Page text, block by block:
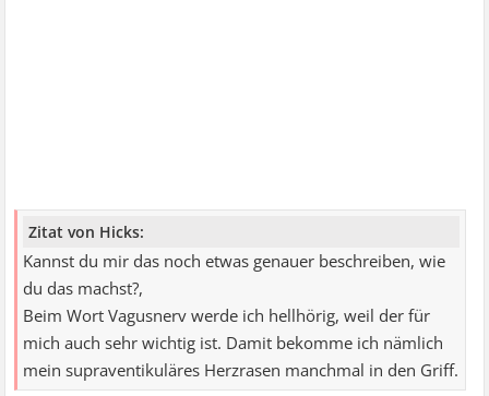
Zitat von Hicks:
Kannst du mir das noch etwas genauer beschreiben, wie
du das machst?,
Beim Wort Vagusnerv werde ich hellhörig, weil der für
mich auch sehr wichtig ist. Damit bekomme ich nämlich
mein supraventikuläres Herzrasen manchmal in den Griff.